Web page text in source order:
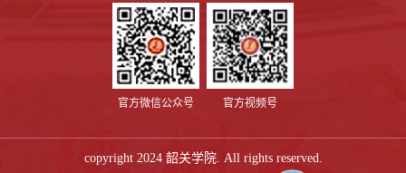
官方微信公众号 官方视频号
copyright 2024 韶关学院. All rights reserved.